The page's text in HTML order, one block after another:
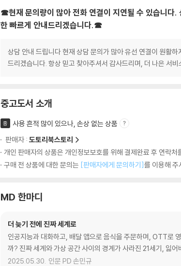
☎현재 문의량이 많아 전화 연결이 지연될 수 있습니다.
한 빠르게 안내드리겠습니다.☎
상담 안내 드립니다 현재 상담 문의가 많아 유선 연결이 원활
드리겠습니다. 항상 믿고 찾아주셔서 감사드리며, 더 나은 서
중고도서 소개
중
사용 흔적 많이 있으나, 손상 없는 상품
판매자 : 도토리북스토리
개인 판매자의 상품은 개인정보보호를 위해 결제완료 후 연락처
구매 전 상품에 대한 문의는 [판매자에게 문의하기]를 이용해 주
MD 한마디
더 늦기 전에 진짜 세계로
인공지능과 대화하고, 배달 앱으로 음식을 주문하며, OTT로
까? 진짜 세계와 가상 공간 사이의 경계가 사라진 21세기, 잃
2025.05.30. 인문 PD 손민규